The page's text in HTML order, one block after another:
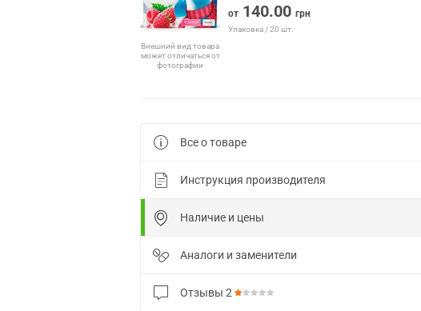
Внешний вид товара
может отличаться от
фотографии
от 140.00 грн
Упаковка / 20 шт.
Все о товаре
Инструкция производителя
Наличие и цены
Аналоги и заменители
Отзывы 2